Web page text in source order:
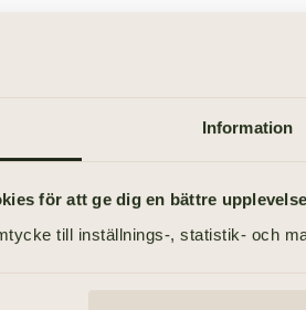
Information
för att ge dig en bättre
till inställnings-, statistik- och